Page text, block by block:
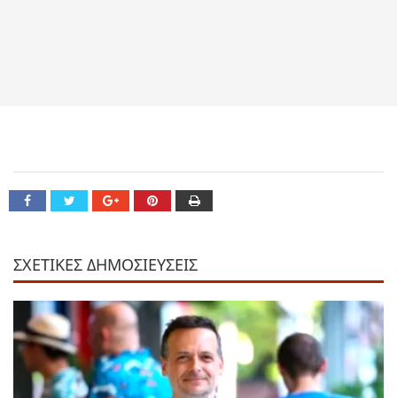
ΣΧΕΤΙΚΕΣ ΔΗΜΟΣΙΕΥΣΕΙΣ